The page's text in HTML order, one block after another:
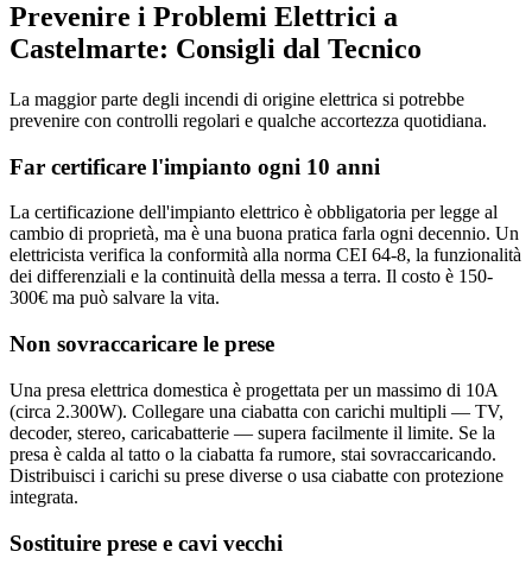
Prevenire i Problemi Elettrici a
Castelmarte: Consigli dal Tecnico
La maggior parte degli incendi di origine elettrica si potrebbe
prevenire con controlli regolari e qualche accortezza quotidiana.
Far certificare l'impianto ogni 10 anni
La certificazione dell'impianto elettrico è obbligatoria per legge al
cambio di proprietà, ma è una buona pratica farla ogni decennio. Un
elettricista verifica la conformità alla norma CEI 64-8, la funzionalità
dei differenziali e la continuità della messa a terra. Il costo è 150-
300€ ma può salvare la vita.
Non sovraccaricare le prese
Una presa elettrica domestica è progettata per un massimo di 10A
(circa 2.300W). Collegare una ciabatta con carichi multipli — TV,
decoder, stereo, caricabatterie — supera facilmente il limite. Se la
presa è calda al tatto o la ciabatta fa rumore, stai sovraccaricando.
Distribuisci i carichi su prese diverse o usa ciabatte con protezione
integrata.
Sostituire prese e cavi vecchi